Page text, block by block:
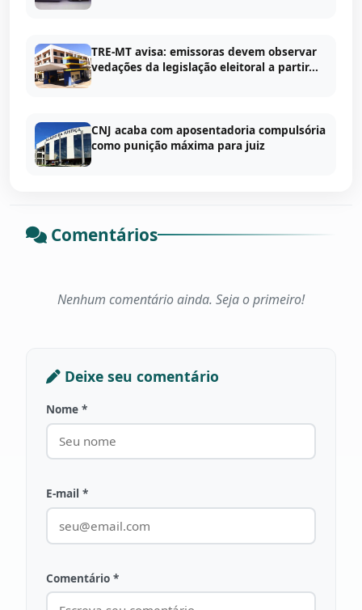
TRE-MT avisa: emissoras devem observar
vedações da legislação eleitoral a partir...
CNJ acaba com aposentadoria compulsória
como punição máxima para juiz
Comentários
Nenhum comentário ainda. Seja o primeiro!
Deixe seu comentário
Nome *
E-mail *
Comentário *